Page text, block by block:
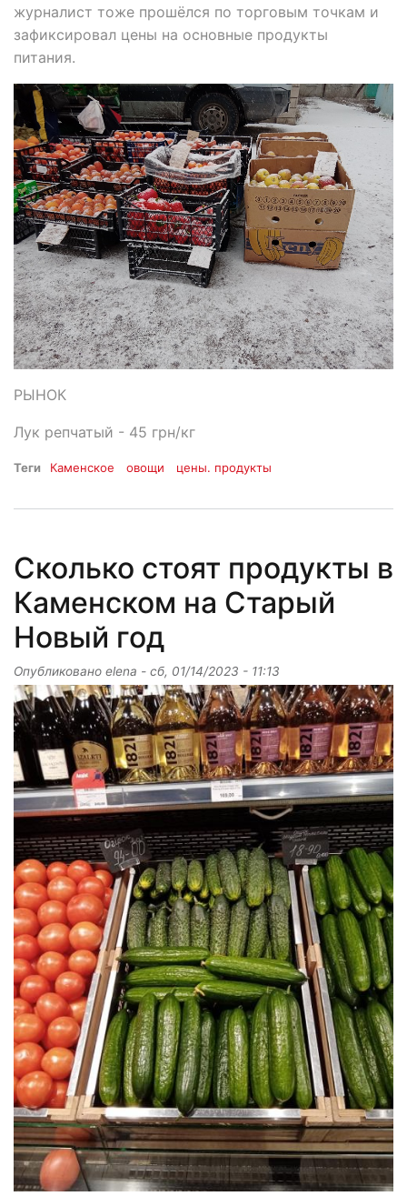
журналист тоже прошёлся по торговым точкам и
зафиксировал цены на основные продукты
питания.
РЫНОК
Лук репчатый - 45 грн/кг
Теги Каменское овощи цены. продукты
Сколько стоят продукты в
Каменском на Старый
Новый год
Опубликовано elena - сб, 01/14/2023 - 11:13